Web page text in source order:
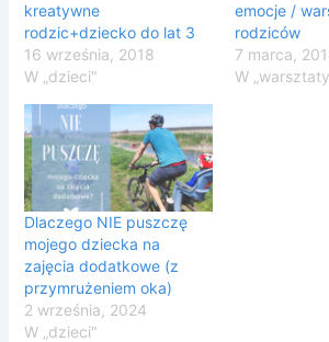
kreatywne
rodzic+dziecko do lat 3
16 września, 2018
W „dzieci"
emocje /
rodziców
7 marca,
W
Dlaczego NIE puszczę
mojego dziecka na
zajęcia dodatkowe (z
przymrużeniem oka)
2 września, 2024
W „dzieci"